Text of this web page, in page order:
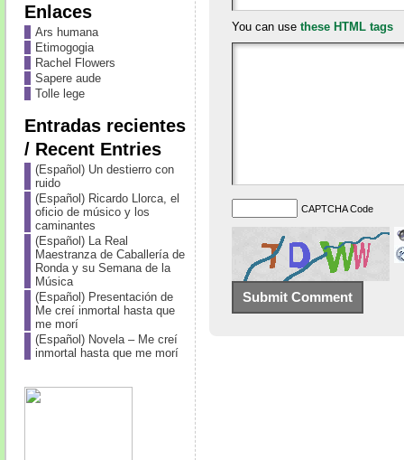
Enlaces
Ars humana
Etimogogia
Rachel Flowers
Sapere aude
Tolle lege
Entradas recientes
/ Recent Entries
(Español) Un destierro con
ruido
(Español) Ricardo Llorca, el
oficio de músico y los
caminantes
(Español) La Real
Maestranza de Caballería de
Ronda y su Semana de la
Música
(Español) Presentación de
Me creí inmortal hasta que
me morí
(Español) Novela – Me creí
inmortal hasta que me morí
You can use these HTML tags
CAPTCHA Code